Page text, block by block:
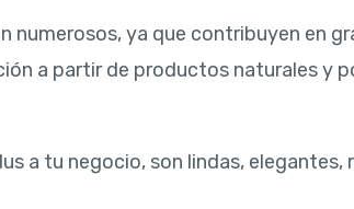
numerosos, ya que contribuyen en
a partir de productos naturales y
a tu negocio, son lindas, elegantes,